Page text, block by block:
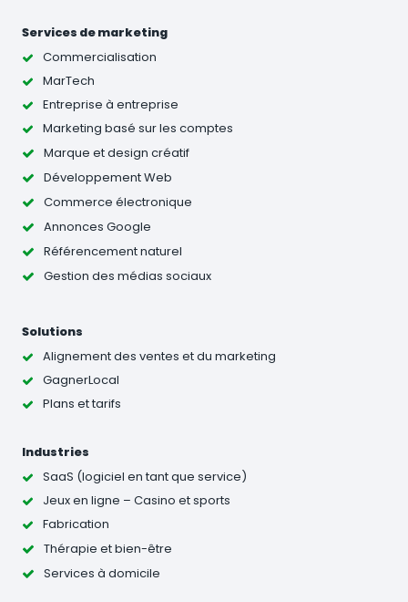
Services de marketing
Commercialisation
MarTech
Entreprise à entreprise
Marketing basé sur les comptes
Marque et design créatif
Développement Web
Commerce électronique
Annonces Google
Référencement naturel
Gestion des médias sociaux
Solutions
Alignement des ventes et du marketing
GagnerLocal
Plans et tarifs
Industries
SaaS (logiciel en tant que service)
Jeux en ligne – Casino et sports
Fabrication
Thérapie et bien-être
Services à domicile